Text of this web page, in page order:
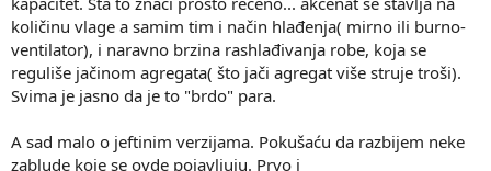
količinu vlage a samim tim i način hlađenja( mirno ili burno-
ventilator), i naravno brzina rashlađivanja robe, koja se
reguliše jačinom agregata( što jači agregat više struje troši).
Svima je jasno da je to "brdo" para.
A sad malo o jeftinim verzijama. Pokušaću da razbijem neke
zablude koje se ovde pojavljuju. Prvo i